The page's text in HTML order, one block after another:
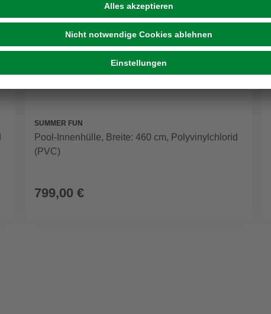
SUMMER FUN
Pool-Innenhülle, Breite: 460 cm, Polyvinylchlorid
(PVC)
799,00 €